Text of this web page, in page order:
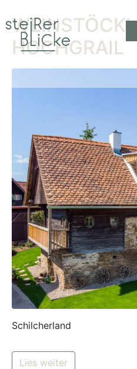
WEINSTÖCKL
HOCHGRAIL
Schilcherland
Lies weiter